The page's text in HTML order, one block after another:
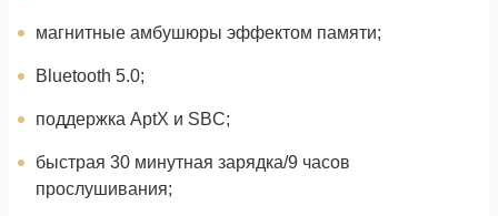
магнитные амбушюры эффектом памяти;
Bluetooth 5.0;
поддержка AptX и SBC;
быстрая 30 минутная зарядка/9 часов
прослушивания;